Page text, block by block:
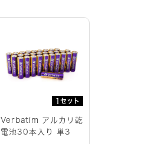
1セット
Verbatim アルカリ乾
電池30本入り 単3